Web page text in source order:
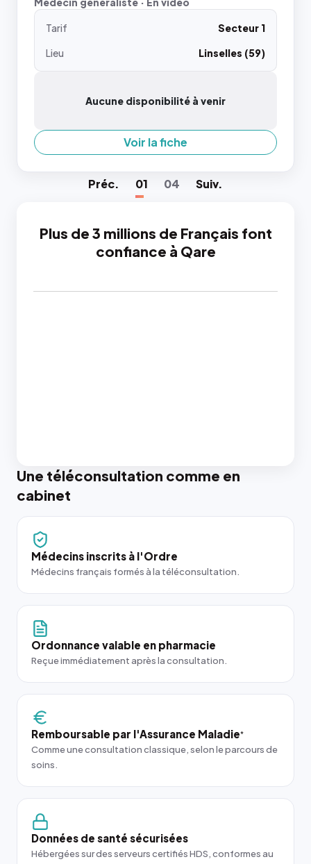
Tarif
Secteur 1
Lieu
Linselles (59)
Aucune disponibilité à venir
Voir la fiche
Préc. 01 04 Suiv.
Plus de 3 millions de Français font
confiance à Qare
Une téléconsultation comme en
cabinet
Médecins inscrits à l'Ordre
Médecins français formés à la téléconsultation.
Ordonnance valable en pharmacie
Reçue immédiatement après la consultation.
Remboursable par l'Assurance Maladie*
Comme une consultation classique, selon le parcours de
soins.
Données de santé sécurisées
Hébergées sur des serveurs certifiés HDS, conformes au